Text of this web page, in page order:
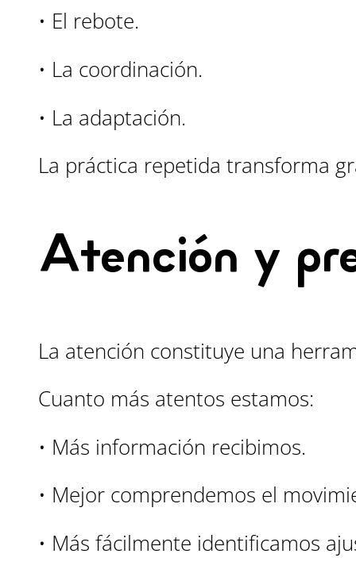
• El rebote.
• La coordinación.
• La adaptación.
La práctica repetida transforma
Atención y
La atención constituye una
Cuanto más atentos estamos:
• Más información recibimos.
• Mejor comprendemos el
• Más fácilmente identificamos